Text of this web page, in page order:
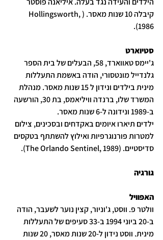
קיבלה 10 שנות מאסר. (Hollingsworth,
1986).
סטיוארט
ג'יימס טאווארד, 58, הבעלים של בית הספר
גלנדייל מונטסורי, הודה באשמת התעללות
מינית בילדים ונידון ל 15 שנות מאסר. מנהלת
המשרד שלו, ברנדה וויליאמס, בת 30, הורשעה
ב-1989 ונידונה ל-6 שנות מאסר.
ילדים תיארו איומים באקדחים ובסכינים, צילום
למטרות פורנוגרפיות ואילוץ להשתתף בטקסים
סדיסטיים. (The Orlando Sentinel, 1989).
גורגיה
האפוויל
וולטר פ. ווסט, ג'וניור, קצין נוער לשעבר, הודה
ב-20 ביוני 1994 ב-33 סעיפים של התעללות
מינית. ווסט נידון ל-20 שנות מאסר, 20 שנות